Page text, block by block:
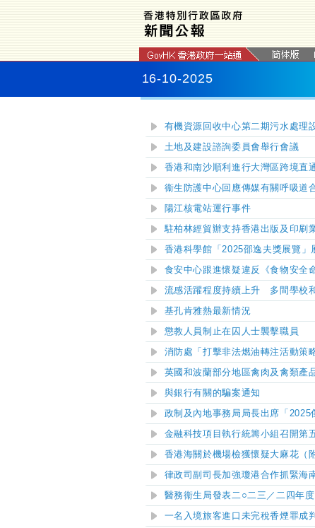
16-10-2025
有機資源回收中心第二期污水處理
土地及建設諮詢委員會舉行會議
香港和南沙順利進行大灣區跨境直
衞生防護中心回應傳媒有關呼吸道
陽江核電站運行事件
駐柏林經貿辦支持香港出版及印刷
香港科學館「2025邵逸夫獎展覽」
食安中心跟進懷疑違反《食物安全
流感活躍程度持續上升 多間學校
基孔肯雅熱最新情況
懲教人員制止在囚人士襲擊職員
消防處「打擊非法燃油轉注活動策
英國和波蘭部分地區禽肉及禽類產
與銀行有關的騙案通知
政制及內地事務局局長出席「 2025
金融科技項目執行統籌小組召開第
香港海關於機場檢獲懷疑大麻花（
律政司副司長加強瓊港合作抓緊海
醫務衞生局發表二○二三／二四年
一名入境旅客進口未完稅香煙罪成